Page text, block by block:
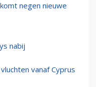
negen nieuwe
nabij
vanaf Cyprus